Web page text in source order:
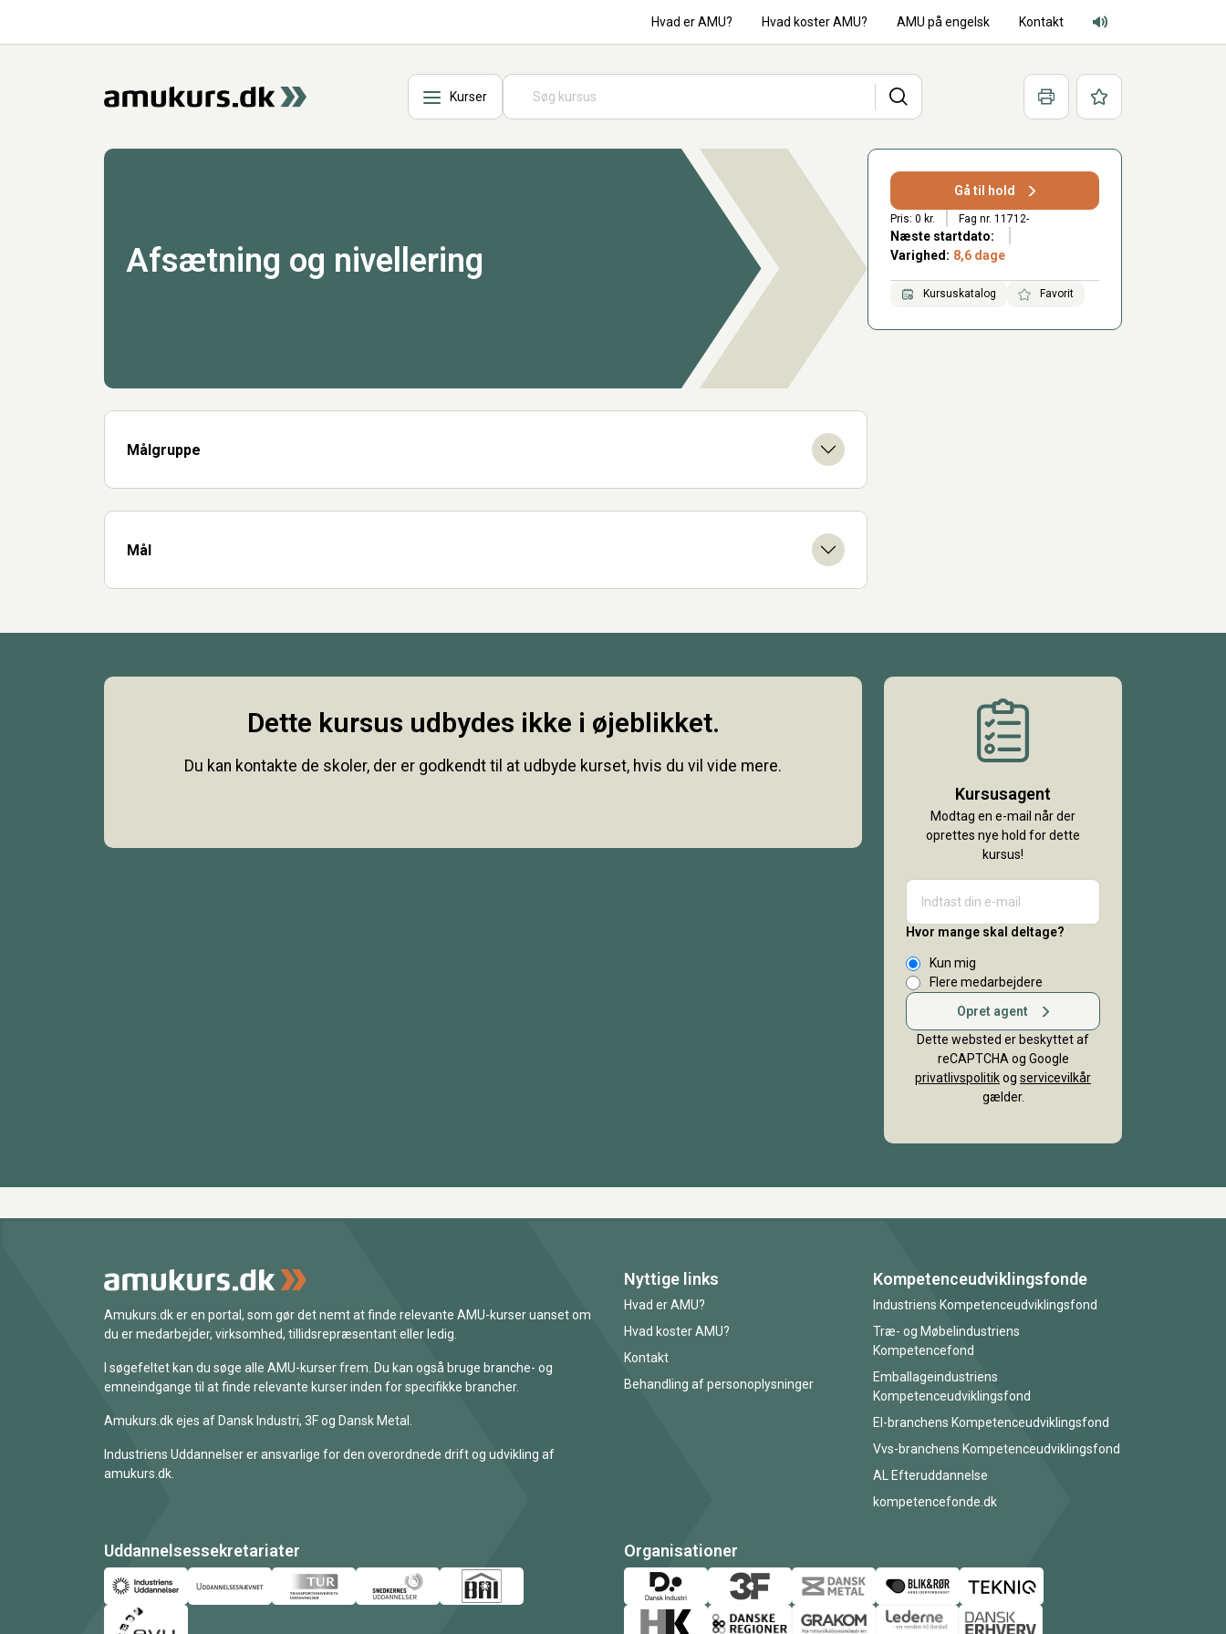
Hvad er AMU? Hvad koster AMU? AMU på engelsk Kontakt
Adgang for alle lyd
Kurser Søg Print Favoritter
Afsætning og nivellering
Målgruppe
Mål
Gå til hold
Pris: 0 kr. Fag nr. 11712-
Næste startdato:
Varighed: 8,6 dage
Kursuskatalog Favorit
Dette kursus udbydes ikke i øjeblikket.
Du kan kontakte de skoler, der er godkendt til at udbyde kurset, hvis du vil vide mere.
Kursusagent
Modtag en e-mail når der
oprettes nye hold for dette
kursus!
Hvor mange skal deltage?
Kun mig
Flere medarbejdere
Opret agent
Dette websted er beskyttet af
reCAPTCHA og Google
privatlivspolitikog servicevilkår
gælder.
Amukurs.dk er en portal, som gør det nemt at finde relevante AMU-kurser uanset om
du er medarbejder, virksomhed, tillidsrepræsentant eller ledig.
I søgefeltet kan du søge alle AMU-kurser frem. Du kan også bruge branche- og
emneindgange til at finde relevante kurser inden for specifikke brancher.
Amukurs.dk ejes af Dansk Industri, 3F og Dansk Metal.
Industriens Uddannelser er ansvarlige for den overordnede drift og udvikling af
amukurs.dk.
Nyttige links
Hvad er AMU?
Hvad koster AMU?
Kontakt
Behandling af personoplysninger
Kompetenceudviklingsfonde
Industriens Kompetenceudviklingsfond
Træ- og Møbelindustriens
Kompetencefond
Emballageindustriens
Kompetenceudviklingsfond
El-branchens Kompetenceudviklingsfond
Vvs-branchens Kompetenceudviklingsfond
AL Efteruddannelse
kompetencefonde.dk
Uddannelsessekretariater Organisationer